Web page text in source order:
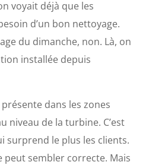
voyait déjà que les
d’un bon nettoyage.
du dimanche, non. Là, on
installée depuis
dans les zones
niveau de la turbine. C’est
surprend le plus les clients.
peut sembler correcte. Mais